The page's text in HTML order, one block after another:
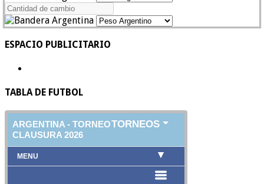
ESPACIO PUBLICITARIO
TABLA DE FUTBOL